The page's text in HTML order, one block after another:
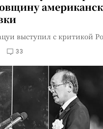
выступил с критикой
33